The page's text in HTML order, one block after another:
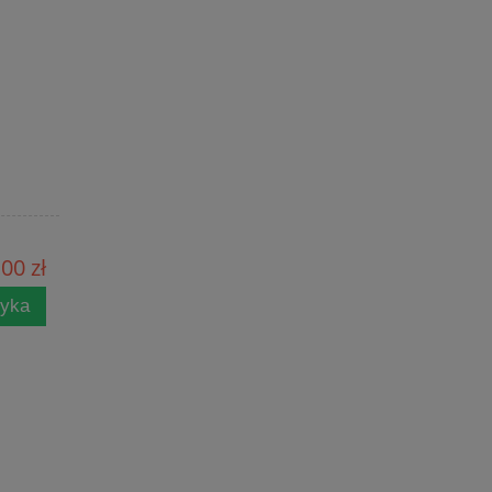
zł